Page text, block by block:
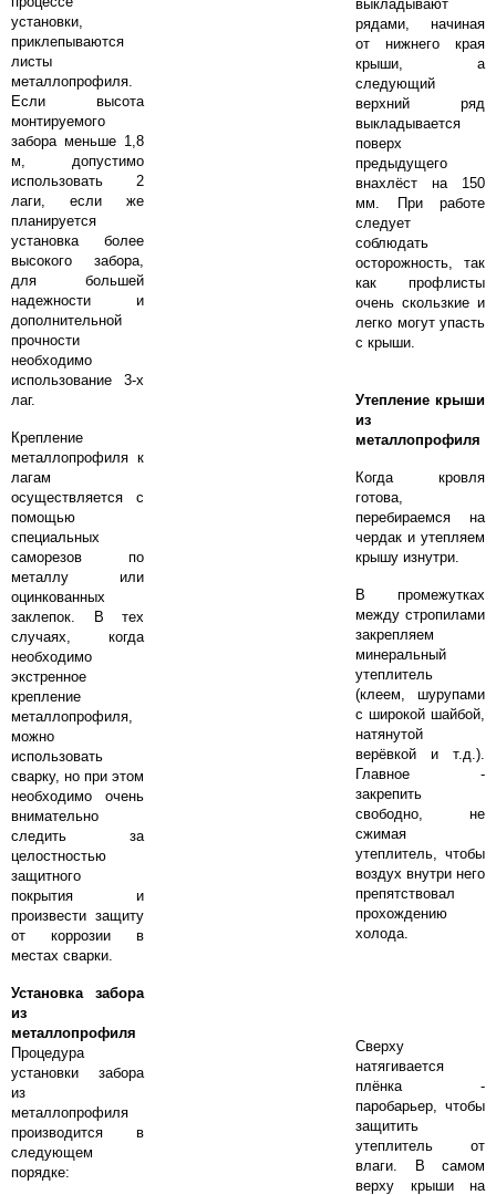
установки,
приклепываются
листы
металлопрофиля.
Если высота
монтируемого
забора меньше 1,8
м, допустимо
использовать 2
лаги, если же
планируется
установка более
высокого забора,
для большей
надежности и
дополнительной
прочности
необходимо
использование 3-х
лаг.
Крепление
металлопрофиля к
лагам
осуществляется с
помощью
специальных
саморезов по
металлу или
оцинкованных
заклепок. В тех
случаях, когда
необходимо
экстренное
крепление
металлопрофиля,
можно
использовать
сварку, но при этом
необходимо очень
внимательно
следить за
целостностью
защитного
покрытия и
произвести защиту
от коррозии в
местах сварки.
Установка забора
из
металлопрофиля
Процедура
установки забора
из
металлопрофиля
производится в
следующем
порядке:
выкладывают
рядами, начиная
от нижнего края
крыши, а
следующий
верхний ряд
выкладывается
поверх
предыдущего
внахлёст на 150
мм. При работе
следует
соблюдать
осторожность, так
как профлисты
очень скользкие и
легко могут упасть
с крыши.
Утепление крыши
из
металлопрофиля
Когда кровля
готова,
перебираемся на
чердак и утепляем
крышу изнутри.
В промежутках
между стропилами
закрепляем
минеральный
утеплитель
(клеем, шурупами
с широкой шайбой,
натянутой
верёвкой и т.д.).
Главное -
закрепить
свободно, не
сжимая
утеплитель, чтобы
воздух внутри него
препятствовал
прохождению
холода.
Сверху
натягивается
плёнка -
паробарьер, чтобы
защитить
утеплитель от
влаги. В самом
верху крыши на